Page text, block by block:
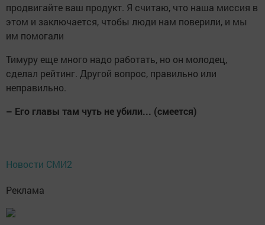
продвигайте ваш продукт. Я считаю, что наша миссия в
этом и заключается, чтобы люди нам поверили, и мы
им помогали
Тимуру еще много надо работать, но он молодец,
сделал рейтинг. Другой вопрос, правильно или
неправильно.
– Его главы там чуть не убили... (смеется)
Новости СМИ2
Реклама